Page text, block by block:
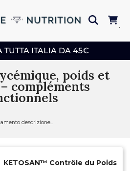
TUTTA ITALIA DA 45€
poids et
compléments
descrizione...
KETOSAN™️ Contrôle du Poids